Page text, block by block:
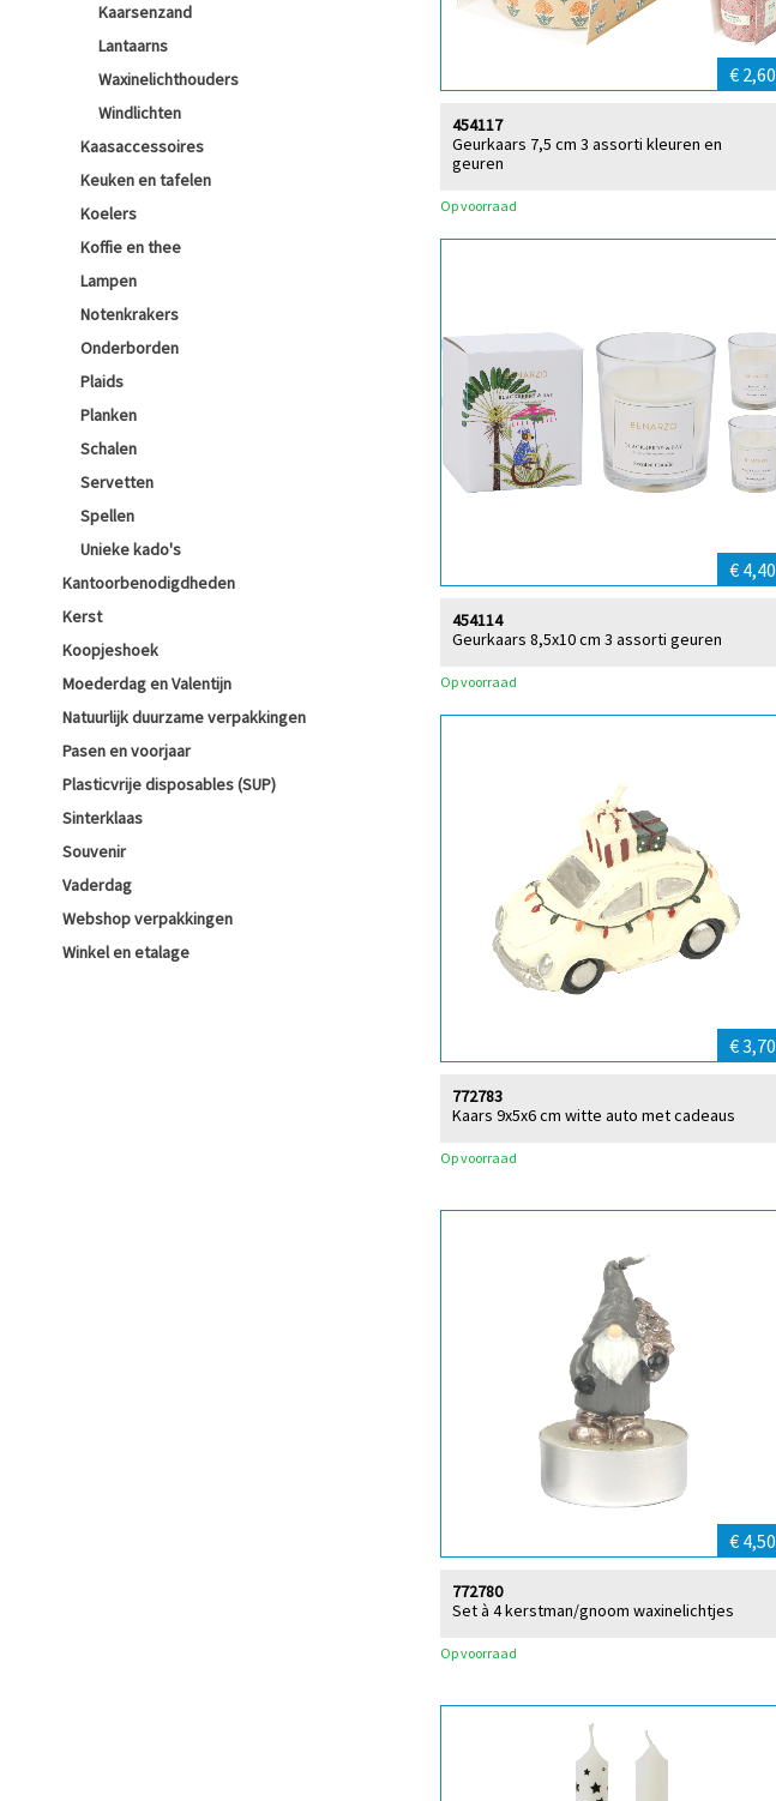
Kaarsenzand
Lantaarns
Waxinelichthouders
Windlichten
Kaasaccessoires
Keuken en tafelen
Koelers
Koffie en thee
Lampen
Notenkrakers
Onderborden
Plaids
Planken
Schalen
Servetten
Spellen
Unieke kado's
Kantoorbenodigdheden
Kerst
Koopjeshoek
Moederdag en Valentijn
Natuurlijk duurzame verpakkingen
Pasen en voorjaar
Plasticvrije disposables (SUP)
Sinterklaas
Souvenir
Vaderdag
Webshop verpakkingen
Winkel en etalage
€ 2,60
Geurkaars 7,5 cm 3 assorti kleuren en
geuren
454117
Op voorraad
€ 4,40
Geurkaars 8,5x10 cm 3 assorti geuren
454114
Op voorraad
€ 3,70
Kaars 9x5x6 cm witte auto met cadeaus
772783
Op voorraad
€ 4,50
Set à 4 kerstman/gnoom waxinelichtjes
772780
Op voorraad